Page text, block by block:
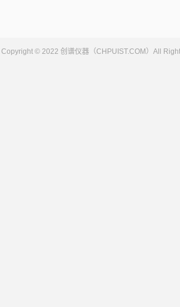
Copyright © 2022 创谱仪器（CHPUIST.COM）All